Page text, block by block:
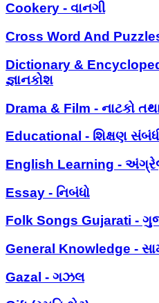
Cookery - વાનગી
Cross Word And
Dictionary &
જ્ઞાનકોશ
Drama & Film - નાટકો
Educational - શિક્ષણ
English Learning -
Essay - નિબંધો
Folk Songs Gujarati -
General Knowledge -
Gazal - ગઝલ